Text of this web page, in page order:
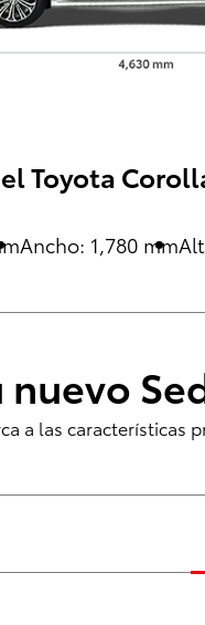
Toyota
Ancho: 1,780 mm
a las características